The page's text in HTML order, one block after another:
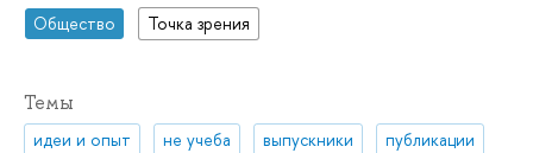
Общество Точка зрения
Темы
идеи и опыт не учеба выпускники
публикации